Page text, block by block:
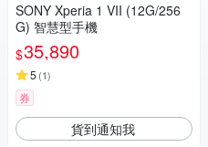
SONY Xperia 1 VII (12G/256
G) 智慧型手機
$35,890
5 (1)
券
貨到通知我